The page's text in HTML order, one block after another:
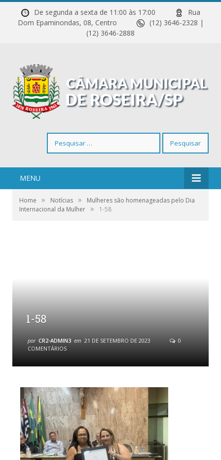
De segunda a sexta de 11:00 às 17:00
Rua
Dom Epaminondas, 08, Centro
(12) 3646-2328 |
(12) 3646-2888
por:
MENU
Home » Notícias »
Mulheres são homenageadas pelo Dia
Internacional da Mulher » 1-58
1-58
por CR2-ADMIN3 em 21 DE SETEMBRO DE 2023
0
COMENTÁRIOS